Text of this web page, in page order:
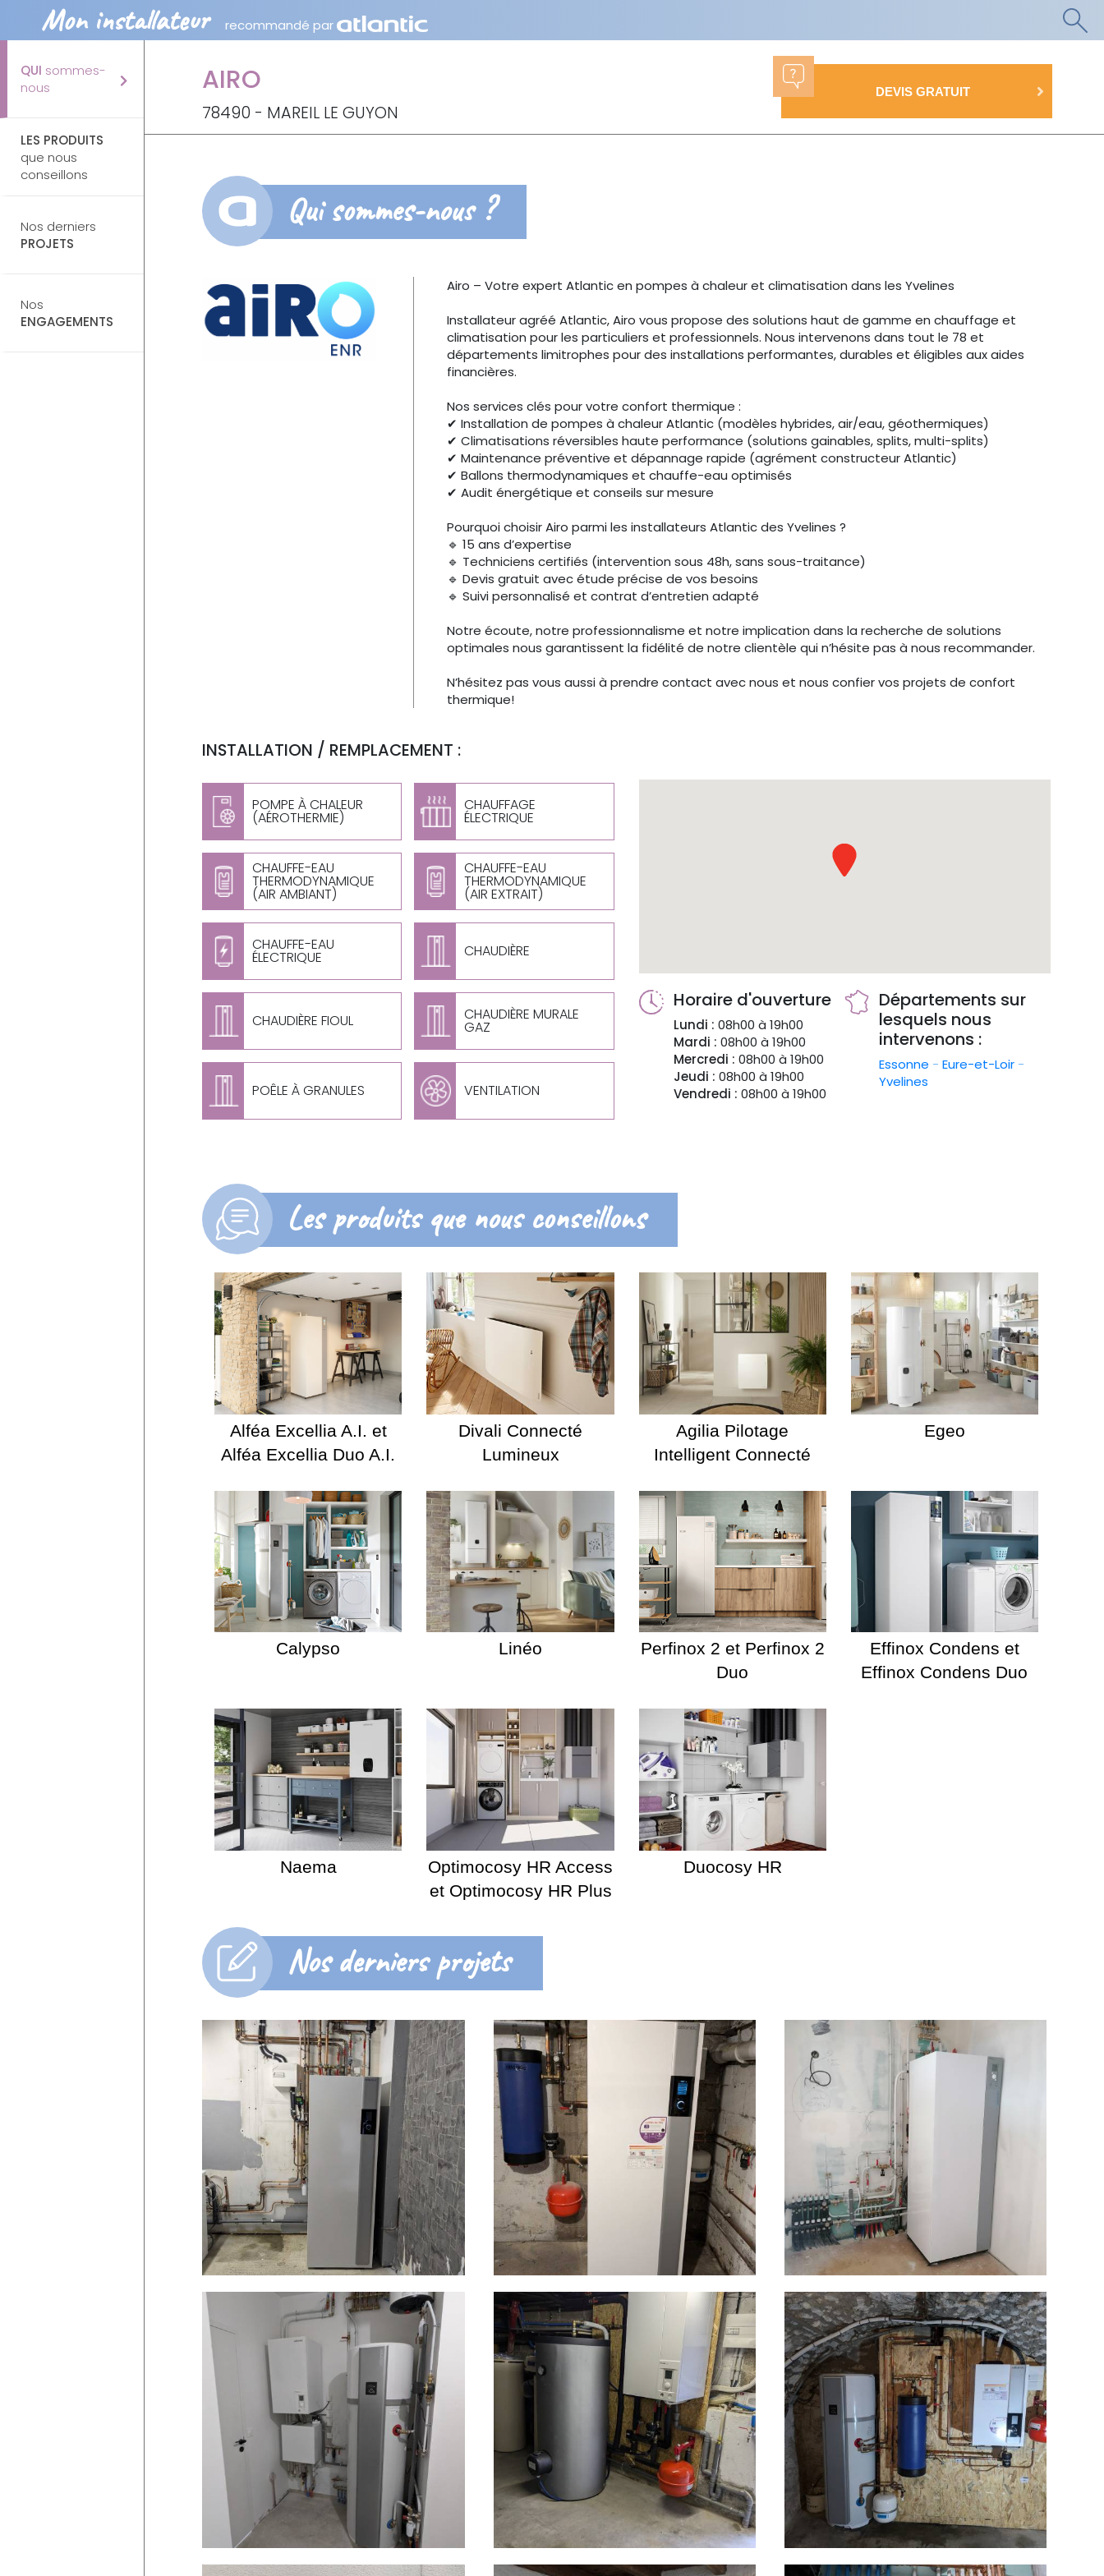
Mon installateur recommandé par
QUI sommes-
nous
LES PRODUITS
que nous
conseillons
Nos derniers
PROJETS
Nos
ENGAGEMENTS
AIRO
78490 - MAREIL LE GUYON
DEVIS GRATUIT
Qui sommes-nous ?
Airo – Votre expert Atlantic en pompes à chaleur et climatisation dans les Yvelines
Installateur agréé Atlantic, Airo vous propose des solutions haut de gamme en chauffage et
climatisation pour les particuliers et professionnels. Nous intervenons dans tout le 78 et
départements limitrophes pour des installations performantes, durables et éligibles aux aides
financières.
Nos services clés pour votre confort thermique :
✔ Installation de pompes à chaleur Atlantic (modèles hybrides, air/eau, géothermiques)
✔ Climatisations réversibles haute performance (solutions gainables, splits, multi-splits)
✔ Maintenance préventive et dépannage rapide (agrément constructeur Atlantic)
✔ Ballons thermodynamiques et chauffe-eau optimisés
✔ Audit énergétique et conseils sur mesure
Pourquoi choisir Airo parmi les installateurs Atlantic des Yvelines ?
🔹 15 ans d’expertise
🔹 Techniciens certifiés (intervention sous 48h, sans sous-traitance)
🔹 Devis gratuit avec étude précise de vos besoins
🔹 Suivi personnalisé et contrat d’entretien adapté
Notre écoute, notre professionnalisme et notre implication dans la recherche de solutions
optimales nous garantissent la fidélité de notre clientèle qui n’hésite pas à nous recommander.
N’hésitez pas vous aussi à prendre contact avec nous et nous confier vos projets de confort
thermique!
INSTALLATION / REMPLACEMENT :
POMPE À CHALEUR
(AÉROTHERMIE)
CHAUFFAGE
ÉLECTRIQUE
CHAUFFE-EAU
THERMODYNAMIQUE
(AIR AMBIANT)
CHAUFFE-EAU
THERMODYNAMIQUE
(AIR EXTRAIT)
CHAUFFE-EAU
ÉLECTRIQUE CHAUDIÈRE
CHAUDIÈRE FIOUL CHAUDIÈRE MURALE
GAZ
POÊLE À GRANULES VENTILATION
Horaire d'ouverture
Lundi : 08h00 à 19h00
Mardi : 08h00 à 19h00
Mercredi : 08h00 à 19h00
Jeudi : 08h00 à 19h00
Vendredi : 08h00 à 19h00
Départements sur
lesquels nous
intervenons :
Essonne -Eure-et-Loir -
Yvelines
Les produits que nous conseillons
Alféa Excellia A.I. et
Alféa Excellia Duo A.I.
Divali Connecté
Lumineux
Agilia Pilotage
Intelligent Connecté
Egeo
Calypso Linéo
Perfinox 2 et Perfinox 2
Duo
Effinox Condens et
Effinox Condens Duo
Naema
Optimocosy HR Access
et Optimocosy HR Plus
Duocosy HR
Nos derniers projets